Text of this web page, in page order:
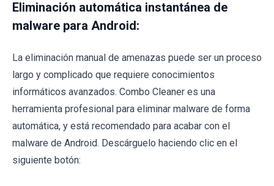
Eliminación automática instantánea de
malware para Android:
La eliminación manual de amenazas puede ser un proceso
largo y complicado que requiere conocimientos
informáticos avanzados. Combo Cleaner es una
herramienta profesional para eliminar malware de forma
automática, y está recomendado para acabar con el
malware de Android. Descárguelo haciendo clic en el
siguiente botón: